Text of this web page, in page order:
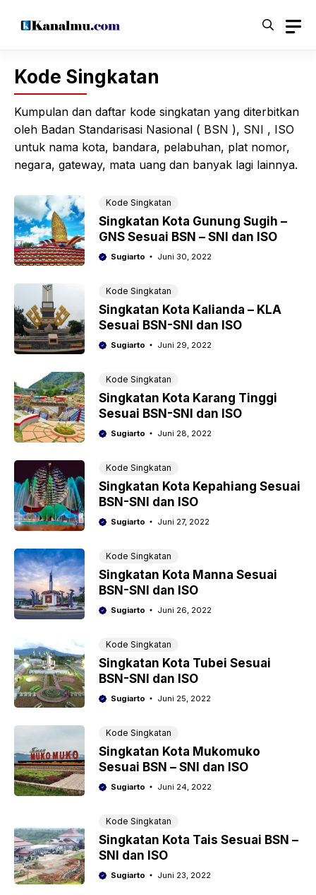
Kode Singkatan
Kumpulan dan daftar kode singkatan yang diterbitkan
oleh Badan Standarisasi Nasional ( BSN ), SNI , ISO
untuk nama kota, bandara, pelabuhan, plat nomor,
negara, gateway, mata uang dan banyak lagi lainnya.
Kode Singkatan
Singkatan Kota Gunung Sugih –
GNS Sesuai BSN – SNI dan ISO
Sugiarto Juni 30, 2022
Kode Singkatan
Singkatan Kota Kalianda – KLA
Sesuai BSN-SNI dan ISO
Sugiarto Juni 29, 2022
Kode Singkatan
Singkatan Kota Karang Tinggi
Sesuai BSN-SNI dan ISO
Sugiarto Juni 28, 2022
Kode Singkatan
Singkatan Kota Kepahiang Sesuai
BSN-SNI dan ISO
Sugiarto Juni 27, 2022
Kode Singkatan
Singkatan Kota Manna Sesuai
BSN-SNI dan ISO
Sugiarto Juni 26, 2022
Kode Singkatan
Singkatan Kota Tubei Sesuai
BSN-SNI dan ISO
Sugiarto Juni 25, 2022
Kode Singkatan
Singkatan Kota Mukomuko
Sesuai BSN – SNI dan ISO
Sugiarto Juni 24, 2022
Kode Singkatan
Singkatan Kota Tais Sesuai BSN –
SNI dan ISO
Sugiarto Juni 23, 2022